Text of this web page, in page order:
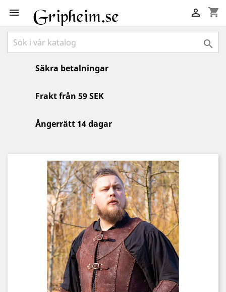
 shopping_cart


Säkra betalningar
Frakt från 59 SEK
Ångerrätt 14 dagar